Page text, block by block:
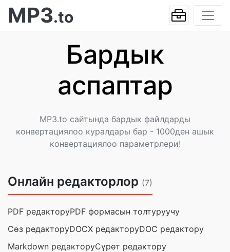
MP3.to
Бардык
аспаптар
MP3.to сайтында бардык файлдарды
конвертациялоо куралдары бар - 1000ден ашык
конвертациялоо параметрлери!
Онлайн редакторлор (7)
PDF редакторуPDF формасын толтуруучу
Сөз редакторуDOCX редакторуDOC редактору
Markdown редакторуСүрөт редактору